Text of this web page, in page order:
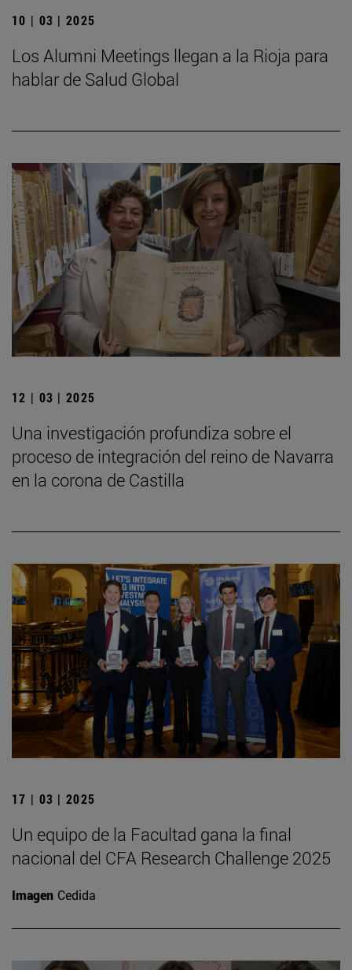
10 | 03 | 2025
Los Alumni Meetings llegan a la Rioja para
hablar de Salud Global
12 | 03 | 2025
Una investigación profundiza sobre el
proceso de integración del reino de Navarra
en la corona de Castilla
17 | 03 | 2025
Un equipo de la Facultad gana la final
nacional del CFA Research Challenge 2025
Imagen Cedida